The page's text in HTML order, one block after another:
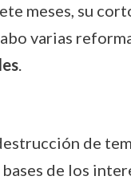
meses, su
varias
.
de
de los